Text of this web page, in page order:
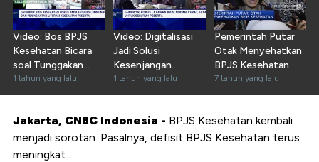
Video: Bos BPJS
Kesehatan Bicara
soal Tunggakan
Iuran - Inflasi Medis
1 tahun yang lalu
Video: Digitalisasi
Jadi Solusi
Kesenjangan
Layanan Kesehatan
RI
1 tahun yang lalu
Pemerintah Putar
Otak Menyehatkan
BPJS Kesehatan
7 tahun yang lalu
Jakarta, CNBC Indonesia - BPJS Kesehatan kembali
menjadi sorotan. Pasalnya, defisit BPJS Kesehatan terus
meningkat...